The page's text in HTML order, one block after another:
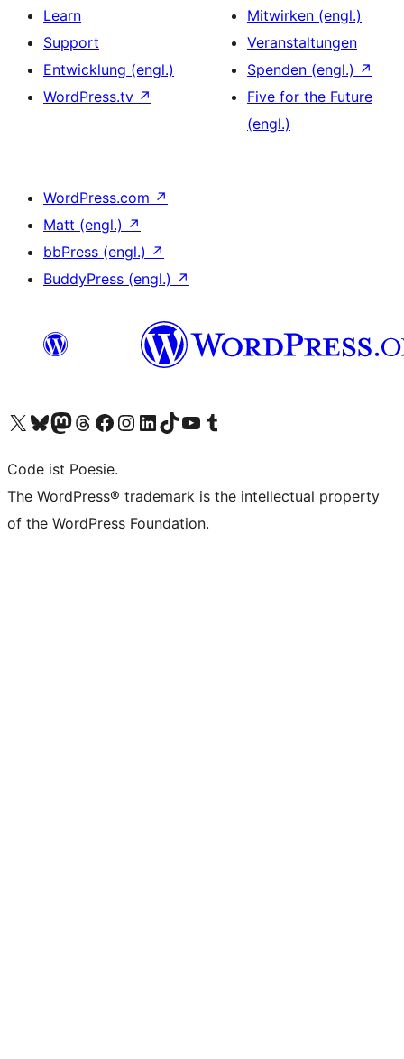
Learn
Support
Entwicklung (engl.)
WordPress.tv ↗
Mitwirken (engl.)
Veranstaltungen
Spenden (engl.) ↗
Five for the Future
(engl.)
WordPress.com ↗
Matt (engl.) ↗
bbPress (engl.) ↗
BuddyPress (engl.) ↗
Unser X-Konto (früher Twitter) besuchen
Unser Bluesky-Konto besuchen
Unser Mastodon-Konto besuchen
Unser Threads-Konto besuchen
Unsere Facebook-Seite besuchen
Unser Instagram-Konto besuchen
Unser LinkedIn-Konto besuchen
Unser TikTok-Konto besuchen
Unseren YouTube-Kanal besuchen
Unser Tumblr-Konto besuchen
Code ist Poesie.
The WordPress® trademark is the intellectual property
of the WordPress Foundation.